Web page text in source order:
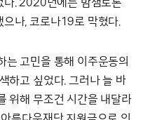
나, 코로나19로 막혔다.
는 고민을 통해 이주운동의
하고 싶었다. 그러나 늘 바
위해 무조건 시간을 내달라